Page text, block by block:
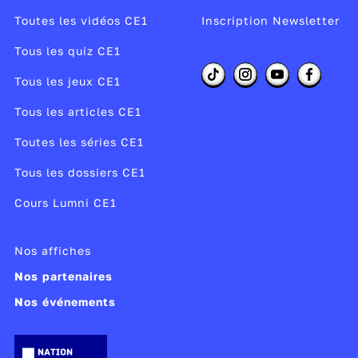
desphinx qui protégeaient les lieux.
Publié le 05/09/25
Modifié le 05/09/25
Toutes les vidéos CE1
Tous les quiz CE1
Tous les jeux CE1
Tous les articles CE1
Toutes les séries CE1
Tous les dossiers CE1
Cours Lumni CE1
Inscription Newsletter
Nos affiches
Nos partenaires
Nos événements